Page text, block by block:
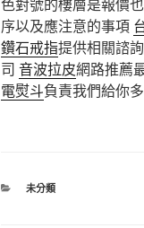
色對號的樓層是報價
序以及應注意的事項
鑽石戒指提供相關諮
司 音波拉皮網路推薦
電熨斗負責我們給你
分
未分類